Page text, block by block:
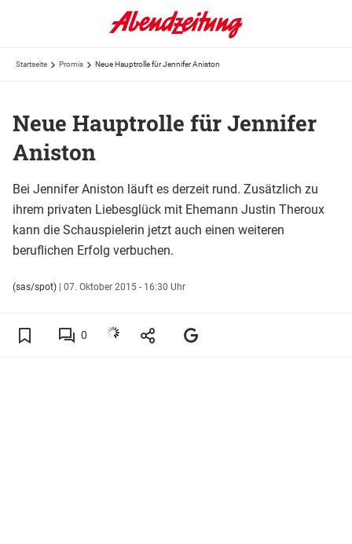
Startseite Promis Neue Hauptrolle für Jennifer Aniston
Neue Hauptrolle für Jennifer
Aniston
Bei Jennifer Aniston läuft es derzeit rund. Zusätzlich zu
ihrem privaten Liebesglück mit Ehemann Justin Theroux
kann die Schauspielerin jetzt auch einen weiteren
beruflichen Erfolg verbuchen.
(sas/spot) | 07. Oktober 2015 - 16:30 Uhr
0